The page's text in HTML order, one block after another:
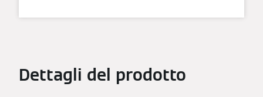
Dettagli del prodotto